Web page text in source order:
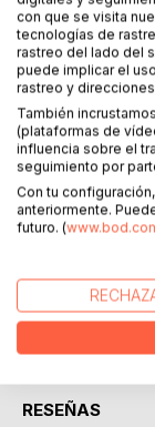
Hola, este es mi
En sus versos
y el árbol bajo el
y graznidos, de
Espero que te
y te anime a
Nos vemos
SOBRE EL
EN LA PRENSA
RESEÑAS
con que se visita
tecnologías de
rastreo del lado del
puede implicar el
rastreo y
También
(plataformas de
influencia sobre el
seguimiento por
Con tu
anteriormente.
futuro. (